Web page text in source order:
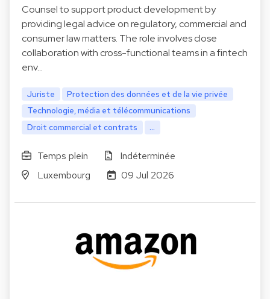
Counsel to support product development by
providing legal advice on regulatory, commercial and
consumer law matters. The role involves close
collaboration with cross-functional teams in a fintech
env…
Juriste
Protection des données et de la vie privée
Technologie, média et télécommunications
Droit commercial et contrats
...
Temps plein
Indéterminée
Luxembourg
09 Jul 2026